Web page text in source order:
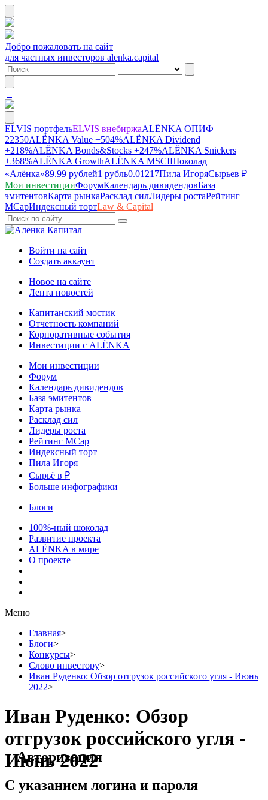
Добро пожаловать на сайт
для частных инвесторов alenka.capital
ELVIS портфельELVIS внебиржаALЁNKA ОПИФ
22350ALЁNKA Value +504%ALЁNKA Dividend
+218%ALЁNKA Bonds&Stocks +247%ALЁNKA Snickers
+368%ALЁNKA GrowthALЁNKA MSCIШоколад
«Алёнка»89.99 рублей1 рубль0.01217Пила ИгоряСырьев ₽
Мои инвестицииФорумКалендарь дивидендовБаза
эмитентовКарта рынкаРасклад силЛидеры ростаРейтинг
MCapИндексный тортLaw & Capital
Войти на сайт
Создать аккаунт
Новое на сайте
Лента новостей
Капитанский мостик
Отчетность компаний
Корпоративные события
Инвестиции с ALЁNKA
Мои инвестиции
Форум
Календарь дивидендов
База эмитентов
Карта рынка
Расклад сил
Лидеры роста
Рейтинг MCap
Индексный торт
Пила Игоря
Сырьё в ₽
Больше инфографики
Блоги
100%-ный шоколад
Развитие проекта
ALЁNKA в мире
О проекте
Меню
Главная>
Блоги>
Конкурсы>
Слово инвестору>
Иван Руденко: Обзор отгрузок российского угля - Июнь
2022>
Иван Руденко: Обзор
отгрузок российского угля -
Июнь 2022
Авторизация
С указанием логина и пароля